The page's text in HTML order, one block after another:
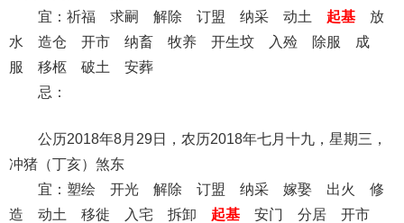
宜：祈福 求嗣 解除 订盟 纳采 动土 起基 放
水 造仓 开市 纳畜 牧养 开生坟 入殓 除服 成
服 移柩 破土 安葬
忌：
公历2018年8月29日，农历2018年七月十九，星期三，
冲猪（丁亥）煞东
宜：塑绘 开光 解除 订盟 纳采 嫁娶 出火 修
造 动土 移徙 入宅 拆卸 起基 安门 分居 开市